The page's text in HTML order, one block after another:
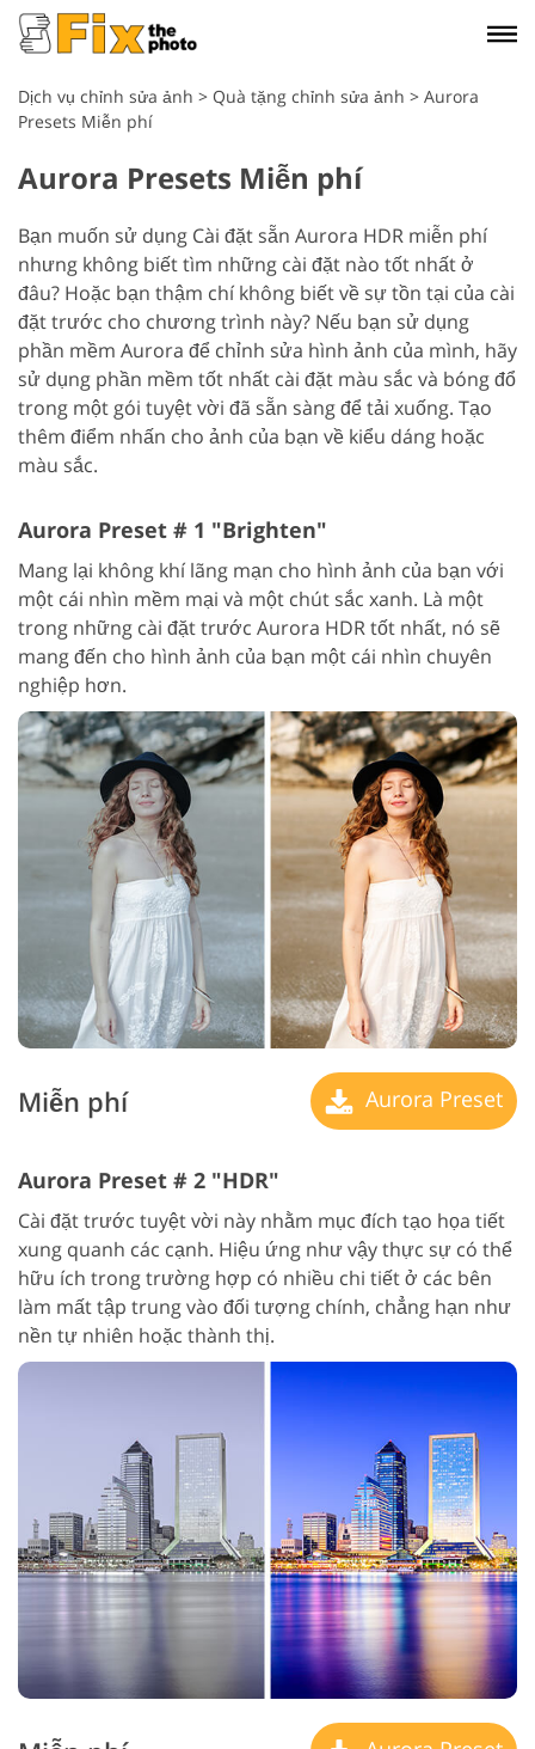
Dịch vụ chỉnh sửa ảnh > Quà tặng chỉnh sửa ảnh > Aurora
Presets Miễn phí
Aurora Presets Miễn phí
Bạn muốn sử dụng Cài đặt sẵn Aurora HDR miễn phí
nhưng không biết tìm những cài đặt nào tốt nhất ở
đâu? Hoặc bạn thậm chí không biết về sự tồn tại của cài
đặt trước cho chương trình này? Nếu bạn sử dụng
phần mềm Aurora để chỉnh sửa hình ảnh của mình, hãy
sử dụng phần mềm tốt nhất cài đặt màu sắc và bóng đổ
trong một gói tuyệt vời đã sẵn sàng để tải xuống. Tạo
thêm điểm nhấn cho ảnh của bạn về kiểu dáng hoặc
màu sắc.
Aurora Preset # 1 "Brighten"
Mang lại không khí lãng mạn cho hình ảnh của bạn với
một cái nhìn mềm mại và một chút sắc xanh. Là một
trong những cài đặt trước Aurora HDR tốt nhất, nó sẽ
mang đến cho hình ảnh của bạn một cái nhìn chuyên
nghiệp hơn.
Miễn phí Aurora Preset
Aurora Preset # 2 "HDR"
Cài đặt trước tuyệt vời này nhằm mục đích tạo họa tiết
xung quanh các cạnh. Hiệu ứng như vậy thực sự có thể
hữu ích trong trường hợp có nhiều chi tiết ở các bên
làm mất tập trung vào đối tượng chính, chẳng hạn như
nền tự nhiên hoặc thành thị.